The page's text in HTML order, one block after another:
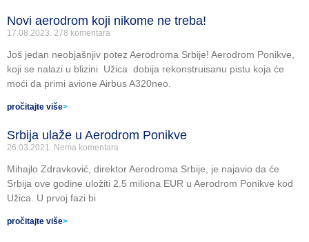
Novi aerodrom koji nikome ne treba!
17.08.2023. 278 komentara
Još jedan neobjašnjiv potez Aerodroma Srbije! Aerodrom Ponikve,
koji se nalazi u blizini Užica dobija rekonstruisanu pistu koja će
moći da primi avione Airbus A320neo.
pročitajte više>
Srbija ulaže u Aerodrom Ponikve
26.03.2021. Nema komentara
Mihajlo Zdravković, direktor Aerodroma Srbije, je najavio da će
Srbija ove godine uložiti 2.5 miliona EUR u Aerodrom Ponikve kod
Užica. U prvoj fazi bi
pročitajte više>